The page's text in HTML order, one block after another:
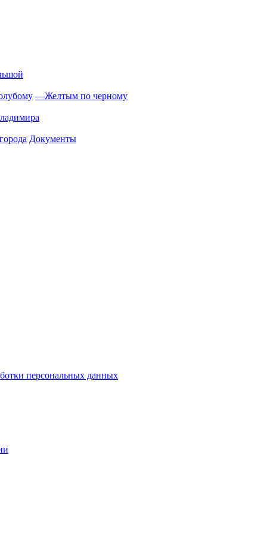
—Желтым по черному
Документы
персональных данных